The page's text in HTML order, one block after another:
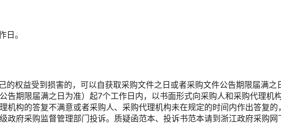
。
权益受到损害的，可以自获取采购文件之日或者采购文件公告期限届满之
告期限届满之日为准）起7个工作日内，以书面形式向采购人和采购代理机构
机构的答复不满意或者采购人、采购代理机构未在规定的时间内作出答复的
政府采购监督管理部门投诉。质疑函范本、投诉书范本请到浙江政府采购网